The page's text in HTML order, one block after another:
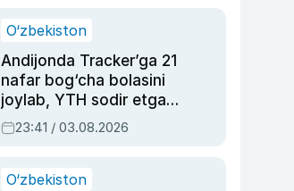
O‘zbekiston
Andijonda Tracker’ga 21
nafar bog‘cha bolasini
joylab, YTH sodir etgan
ayolga sud hukmi o‘qildi
23:41 / 03.08.2026
O‘zbekiston